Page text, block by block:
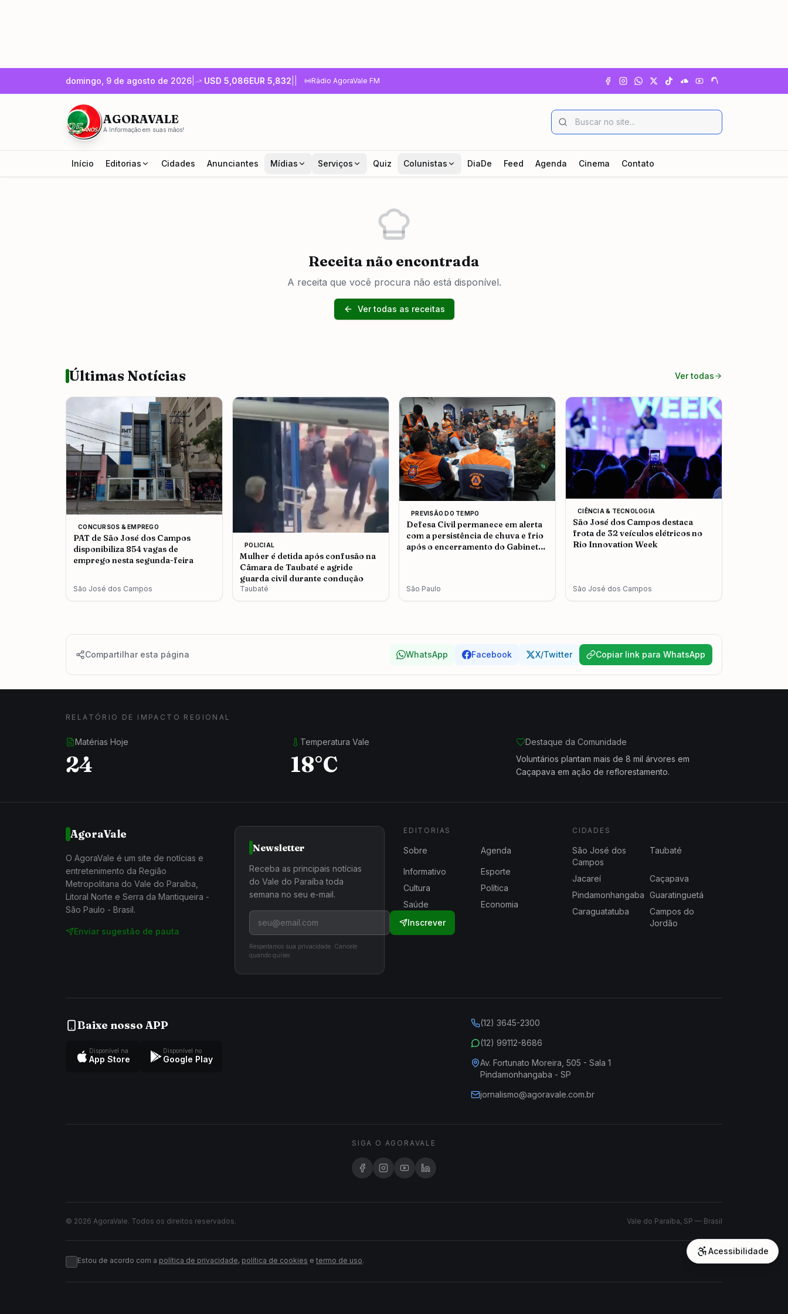
domingo, 9 de agosto de 2026 USD 5,086EUR 5,832 Rádio AgoraVale FM
AGORAVALE
A Informação em suas mãos!
Início Editorias Cidades Anunciantes Mídias Serviços Quiz Colunistas DiaDe Feed Agenda Cinema Contato
Receita não encontrada
A receita que você procura não está disponível.
Ver todas as receitas
Últimas Notícias Ver todas
CONCURSOS & EMPREGO
PAT de São José dos Campos
disponibiliza 854 vagas de
emprego nesta segunda-feira
São José dos Campos
POLICIAL
Mulher é detida após confusão na
Câmara de Taubaté e agride
guarda civil durante condução
Taubaté
PREVISÃO DO TEMPO
Defesa Civil permanece em alerta
com a persistência de chuva e frio
após o encerramento do Gabinete
São Paulo
CIÊNCIA & TECNOLOGIA
São José dos Campos destaca
frota de 32 veículos elétricos no
Rio Innovation Week
São José dos Campos
Compartilhar esta página WhatsApp Facebook X/Twitter Copiar link para WhatsApp
RELATÓRIO DE IMPACTO REGIONAL
Matérias Hoje
24
Temperatura Vale
18°C
Destaque da Comunidade
Voluntários plantam mais de 8 mil árvores em
Caçapava em ação de reflorestamento.
AgoraVale
O AgoraVale é um site de notícias e
entretenimento da Região
Metropolitana do Vale do Paraíba,
Litoral Norte e Serra da Mantiqueira -
São Paulo - Brasil.
Enviar sugestão de pauta
Newsletter
Receba as principais notícias
do Vale do Paraíba toda
semana no seu e-mail.
Inscrever
Respeitamos sua privacidade. Cancele
quando quiser.
EDITORIAS
Sobre Agenda
Informativo
Esporte
Cultura
Política
Saúde
Economia
CIDADES
São José dos
Campos
Taubaté
Jacareí
Caçapava
Pindamonhangaba Guaratinguetá
Caraguatatuba
Campos do
Jordão
Baixe nosso APP
Disponível na
App Store
Disponível no
Google Play
(12) 3645-2300
(12) 99112-8686
Av. Fortunato Moreira, 505 - Sala 1
Pindamonhangaba - SP
jornalismo@agoravale.com.br
SIGA O AGORAVALE
© 2026 AgoraVale. Todos os direitos reservados. Vale do Paraíba, SP — Brasil
Estou de acordo com a política de privacidade, política de cookies e termo de uso.
Acessibilidade